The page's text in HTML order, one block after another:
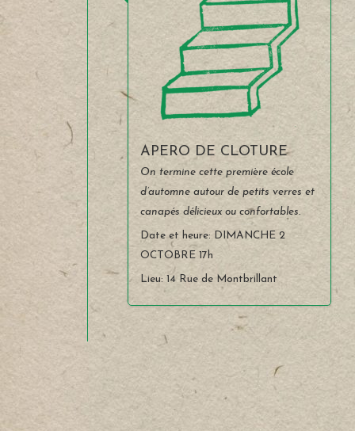
APERO DE CLOTURE
On termine cette première école
d’automne autour de petits verres et
canapés délicieux ou confortables.
Date et heure: DIMANCHE 2
OCTOBRE 17h
Lieu: 14 Rue de Montbrillant